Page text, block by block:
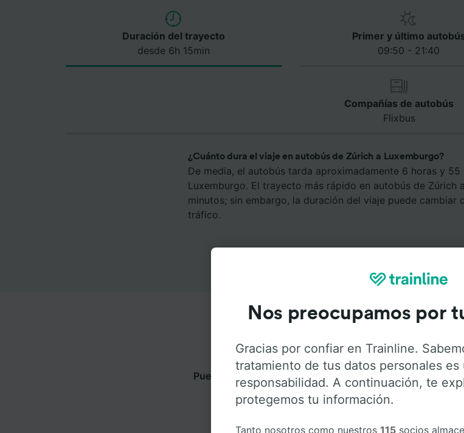
Duración del trayecto
desde 6h 15min
Primer y último
09:50 - 21:40
Compañías de autobús
Flixbus
¿Cuánto dura el viaje en autobús de Zúrich a Luxemburgo?
De media, el autobús tarda aproximadamente 6 horas y
Luxemburgo. El trayecto más rápido en autobús de Zúrich
minutos; sin embargo, la duración del viaje puede cambiar
tráfico.
Servicios a
Puedes viajar de Zúrich a Luxemburgo con Flixbus . Haz
obtener más información sobre los servicios
Nos preocupamos por
Gracias por confiar en Trainline.
tratamiento de tus datos personales es
responsabilidad. A continuación, te
protegemos tu información.
Tanto nosotros como nuestros 115 socios